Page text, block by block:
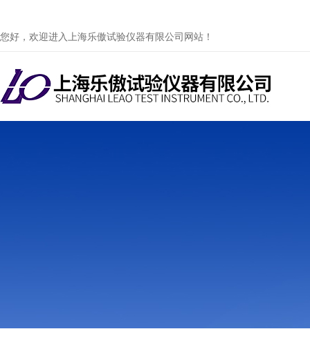
您好，欢迎进入上海乐傲试验仪器有限公司网站！